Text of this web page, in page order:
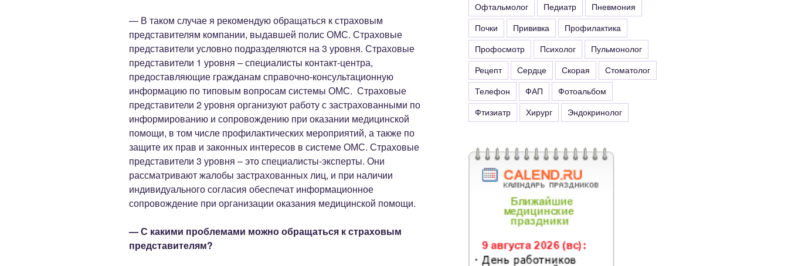
— В таком случае я рекомендую обращаться к страховым
представителям компании, выдавшей полис ОМС. Страховые
представители условно подразделяются на 3 уровня. Страховые
представители 1 уровня – специалисты контакт-центра,
предоставляющие гражданам справочно-консультационную
информацию по типовым вопросам системы ОМС. Страховые
представители 2 уровня организуют работу с застрахованными по
информированию и сопровождению при оказании медицинской
помощи, в том числе профилактических мероприятий, а также по
защите их прав и законных интересов в системе ОМС. Страховые
представители 3 уровня – это специалисты-эксперты. Они
рассматривают жалобы застрахованных лиц, и при наличии
индивидуального согласия обеспечат информационное
сопровождение при организации оказания медицинской помощи.
— С какими проблемами можно обращаться к страховым
представителям?
Офтальмолог
Педиатр
Пневмония
Почки
Прививка
Профилактика
Профосмотр
Психолог
Пульмонолог
Рецепт
Сердце Скорая
Стоматолог
Телефон
ФАП
Фотоальбом
Фтизиатр
Хирург Эндокринолог